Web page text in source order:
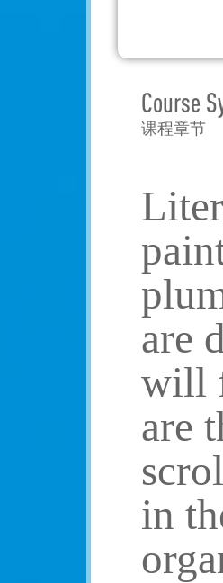
Course
课程章节
are
will
are
in